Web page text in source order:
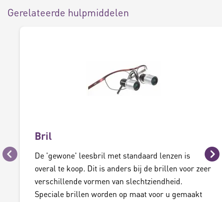
Gerelateerde hulpmiddelen
Vorige
Bril
De 'gewone' leesbril met standaard lenzen is
overal te koop. Dit is anders bij de brillen voor zeer
verschillende vormen van slechtziendheid.
Speciale brillen worden op maat voor u gemaakt